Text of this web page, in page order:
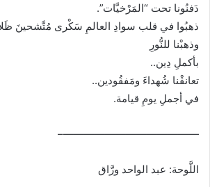
دَفنُونا تحت “المَرْخيَّات”.
ذهبُوا في قلب سوادِ العالمِ سَكْرى مُتَّشحينَ
وذهبْنا للنُّورِ
بأكملِ دِين..
تعانقْنا شُهداءَ ومَفقُودين..
في أجملِ يومِ قيامة.
—————————————–
اللَّوحة: عبد الواحد ورَّاق